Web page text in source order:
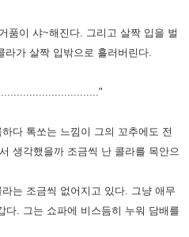
품이 샤~해진다.
그리고 살짝 입을 벌
가 살짝 입밖으로 흘러버린다.
다 톡쏘는 느낌이 그의 꼬추에도 전
생각했을까 조금씩 난 콜라를 목안으
는 조금씩 없어지고 있다.
그냥 애무
다.
그는 쇼파에 비스듬히 누워 담배를